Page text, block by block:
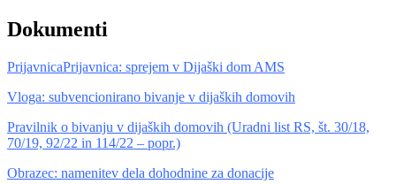
Dokumenti
PrijavnicaPrijavnica: sprejem v Dijaški dom AMS
Vloga: subvencionirano bivanje v dijaških domovih
Pravilnik o bivanju v dijaških domovih (Uradni list RS, št. 30/18,
70/19, 92/22 in 114/22 – popr.)
Obrazec: namenitev dela dohodnine za donacije